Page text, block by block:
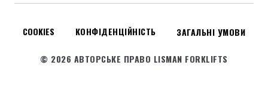
COOKIES КОНФІДЕНЦІЙНІСТЬ ЗАГАЛЬНІ УМОВИ
© 2026 АВТОРСЬКЕ ПРАВО LISMAN FORKLIFTS